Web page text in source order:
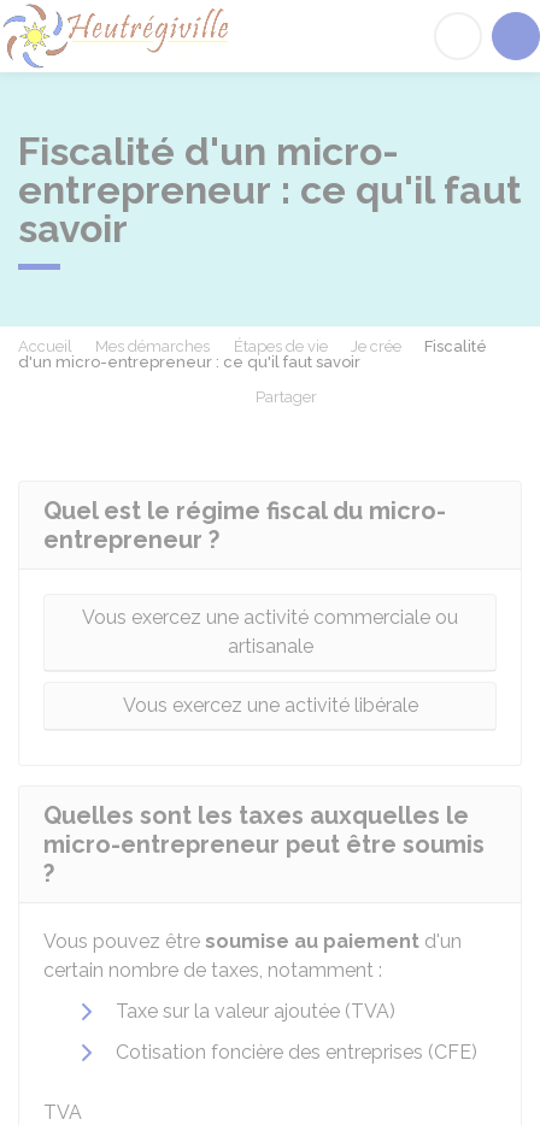
Fiscalité d'un micro-
entrepreneur : ce qu'il faut
savoir
Accueil Mes démarches Étapes de vie Je crée
Fiscalité
d'un micro-entrepreneur : ce qu'il faut savoir
Partager
Quel est le régime fiscal du micro-
entrepreneur ?
Vous exercez une activité commerciale ou
artisanale
Vous exercez une activité libérale
Quelles sont les taxes auxquelles le
micro-entrepreneur peut être soumis
?
Vous pouvez être soumise au paiement d'un
certain nombre de taxes, notamment :
Taxe sur la valeur ajoutée (TVA)
Cotisation foncière des entreprises (CFE)
TVA